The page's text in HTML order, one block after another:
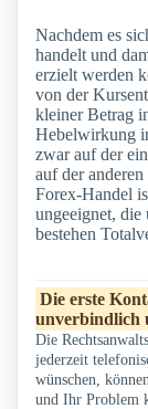
Nachdem es
handelt und
erzielt werden
von der
kleiner Betrag
Hebelwirkung
zwar auf der
auf der
Forex-Handel
ungeeignet,
bestehen
Die erste
unverbindlich
Die
jederzeit
wünschen,
und Ihr Problem